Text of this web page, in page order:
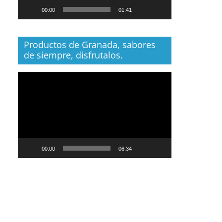
00:00 01:41
Productos de Granada, sabores
de siempre, disfrutalos.
00:00 06:34